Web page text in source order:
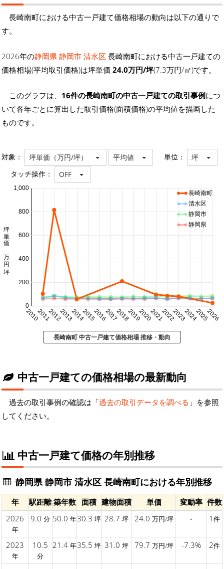
長崎南町における中古一戸建て価格相場の動向は以下の通りで
す。
2026年の静岡県 静岡市 清水区 長崎南町における中古一戸建ての
価格相場(平均取引価格)は坪単価 24.0万円/坪(7.3万円/㎡)です。
このグラフは、 16件の長崎南町の中古一戸建ての取引事例につ
いて各年ごとに算出した取引価格(面積価格)の平均値を描画した
ものです。
対象： 坪単価（万円/坪） 平均値 単位： 坪
タッチ操作： OFF
20102011201220132014201520162017201820192020202120222023202420252026
0
200
400
600
800
1,000
坪単価 万円/坪
長崎南町
清水区
静岡市
静岡県
長崎南町 中古一戸建て価格相場 推移・動向
中古一戸建ての価格相場の最新動向
過去の取引事例の確認は「過去の取引データを調べる 」を参照
してください。
中古一戸建て価格の年別推移
静岡県 静岡市 清水区 長崎南町における年別推移
年 駅距離 築年数 面積 建物面積 単価 変動率 件数
2026
年
9.0 分 50.0 年30.3 坪 28.7 坪 24.0 万円/坪 - 1 件
2023
年
10.5
分
21.4 年35.5 坪 31.0 坪 79.7 万円/坪 -7.3% 2件